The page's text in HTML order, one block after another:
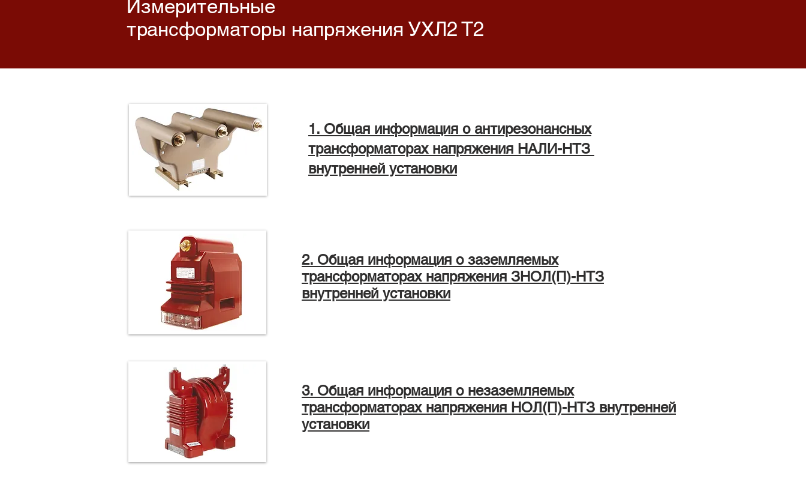
Измерительные
трансформаторы напряжения УХЛ2 Т2
1. Общая информация о антирезонансных
трансформаторах напряжения НАЛИ-НТЗ
внутренней установки
2. Общая информация о заземляемых
трансформаторах напряжения ЗНОЛ(П)-НТЗ
внутренней установки
3. Общая информация о незаземляемых
трансформаторах напряжения НОЛ(П)-НТЗ внутренней
установки